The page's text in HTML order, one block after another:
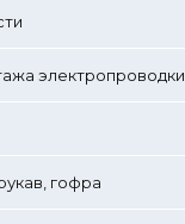
электропроводки
гофра